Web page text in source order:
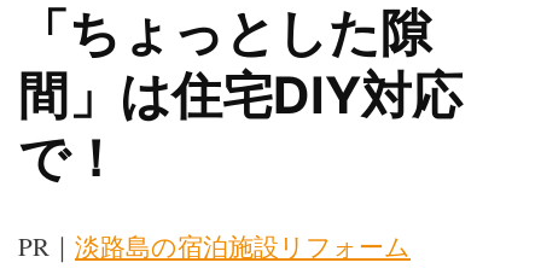
「ちょっとした隙
間」は住宅DIY対応
で！
PR｜ 淡路島の宿泊施設リフォーム